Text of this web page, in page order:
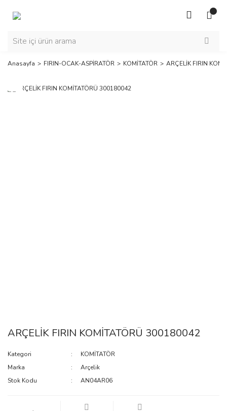
Anasayfa FIRIN-OCAK-ASPİRATÖR KOMİTATÖR ARÇELİK FIRIN
ARÇELİK FIRIN KOMİTATÖRÜ 300180042
Kategori
KOMİTATÖR
Marka
Arçelik
Stok Kodu
AN04AR06